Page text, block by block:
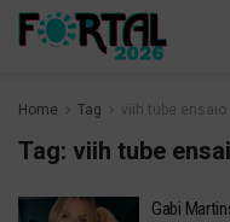
Home Tag viih tube ensaio
Tag: viih tube
Gabi